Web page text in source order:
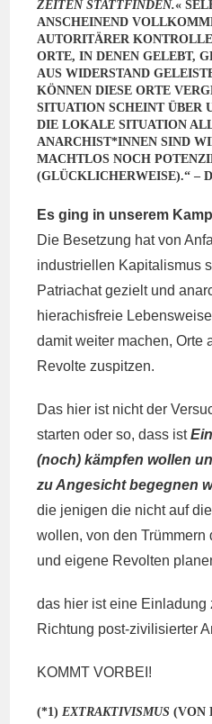
ZEITEN STATTFINDEN.«
ANSCHEINEND
AUTORITÄRER
ORTE, IN DENEN GELEBT,
AUS WIDERSTAND
KÖNNEN DIESE ORTE
ITUATION SCHEINT ÜBER
IE LOKALE SITUATION
NARCHIST*INNEN SIND
ACHTLOS NOCH
GLÜCKLICHERWEISE).“ –
Es ging in unserem
Die Besetzung hat von
industriellen Kapitalismus
Patriachat gezielt und
hierachisfreie
damit weiter machen, Orte
Revolte zuspitzen.
Das hier ist nicht der
starten oder so, dass ist
(noch) kämpfen wollen
zu Angesicht begegnen
die jenigen die nicht auf
wollen, von den Trümmern
und eigene Revolten
das hier ist eine Einladung
Richtung post-zivilisierter
KOMMT VORBEI!
(*1)EXTRAKTIVISMUS (VON